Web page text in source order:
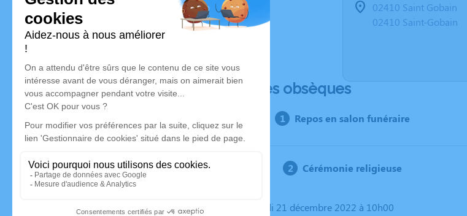
02410 Saint Gobain
02410 Saint-Gobain
Déroulé des obsèques
Repos en salon funéraire
Cérémonie religieuse
Le mercredi 21 décembre 2022 à 10h00